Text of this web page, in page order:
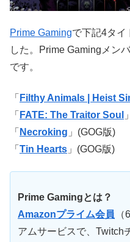
Prime Gamingで下記4タイ
した。Prime Gamingメン
です。
「 Filthy Animals | Heist
「 FATE: The Traitor Soul
「 Necroking 」(GOG版)
「 Tin Hearts 」(GOG版)
Prime Gamingとは？
Amazonプライム会員
アムサービスで、Twitch